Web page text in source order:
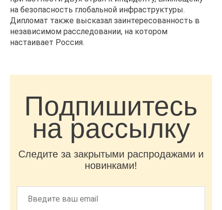
на безопасность глобальной инфраструктуры.
Дипломат также высказал заинтересованность в
независимом расследовании, на котором
настаивает Россия.
Подпишитесь
на рассылку
Следите за закрытыми распродажами и
новинками!